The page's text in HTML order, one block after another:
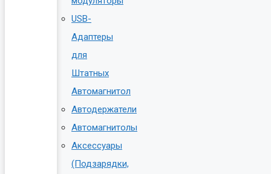
USB-
Адаптеры
для
Штатных
Автомагнитол
Автодержатели
Автомагнитолы
Аксессуары
(Подзарядки,